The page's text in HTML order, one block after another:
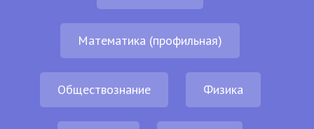
Математика (профильная)
Обществознание Физика